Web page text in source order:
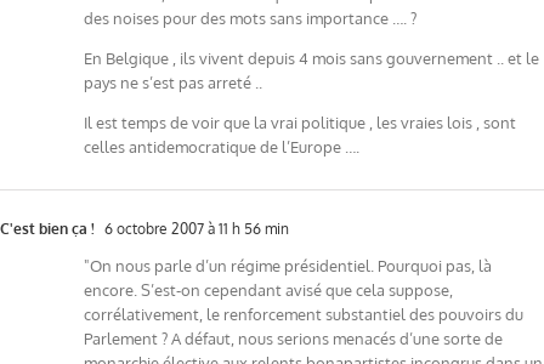
des noises pour des mots sans importance …. ?
En Belgique , ils vivent depuis 4 mois sans gouvernement .. et le
pays ne s’est pas arreté ..
Il est temps de voir que la vrai politique , les vraies lois , sont
celles antidemocratique de l’Europe ….
C'est bien ça ! 6 octobre 2007 à 11 h 56 min
"On nous parle d’un régime présidentiel. Pourquoi pas, là
encore. S’est-on cependant avisé que cela suppose,
corrélativement, le renforcement substantiel des pouvoirs du
Parlement ? A défaut, nous serions menacés d’une sorte de